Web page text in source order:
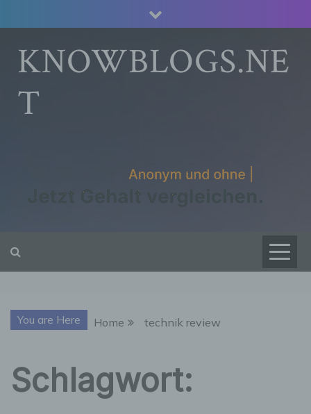
to
contentKNOWBLOGS.NE
T
You are Here Home technik review
Schlagwort: